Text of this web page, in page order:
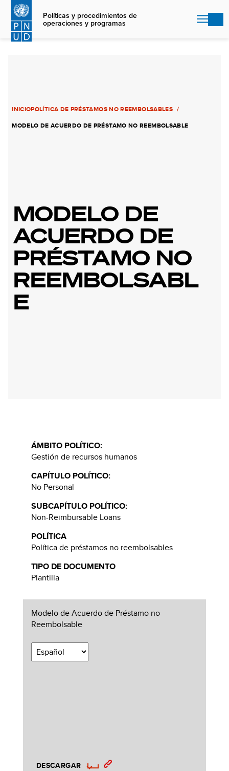
Skip
main
content
Políticas y procedimientos de
operaciones y programas
INICIOPOLÍTICA DE PRÉSTAMOS NO REEMBOLSABLES
MODELO DE ACUERDO DE PRÉSTAMO NO REEMBOLSABLE
MODELO DE
ACUERDO DE
PRÉSTAMO NO
REEMBOLSABL
E
ÁMBITO POLÍTICO:
Gestión de recursos humanos
CAPÍTULO POLÍTICO:
No Personal
SUBCAPÍTULO POLÍTICO:
Non-Reimbursable Loans
POLÍTICA
Política de préstamos no reembolsables
TIPO DE DOCUMENTO
Plantilla
Modelo de Acuerdo de Préstamo no
Reembolsable
DESCARGAR